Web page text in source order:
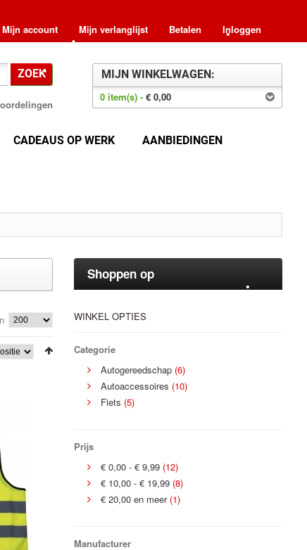
Mijn account
Mijn verlanglijst Betalen Inloggen
ZOEK
MIJN WINKELWAGEN:
0 item(s) - € 0,00
CADEAUS OP WERK AANBIEDINGEN
Shoppen op
WINKEL OPTIES
Categorie
Autogereedschap (6)
Autoaccessoires (10)
Fiets (5)
Prijs
€ 0,00 - € 9,99 (12)
€ 10,00 - € 19,99 (8)
€ 20,00 en meer(1)
Manufacturer
•